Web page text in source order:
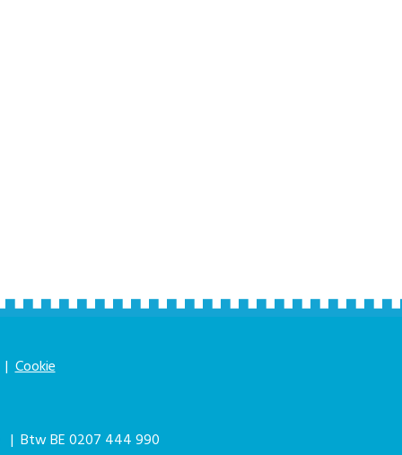
|Cookie
| Btw BE 0207 444 990